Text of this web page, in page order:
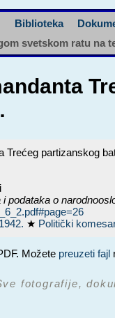
Biblioteka
svetskom ratu na
Trećeg partizanskog
i podataka o
★ Politički
Možete preuzeti fajl
fotografije,